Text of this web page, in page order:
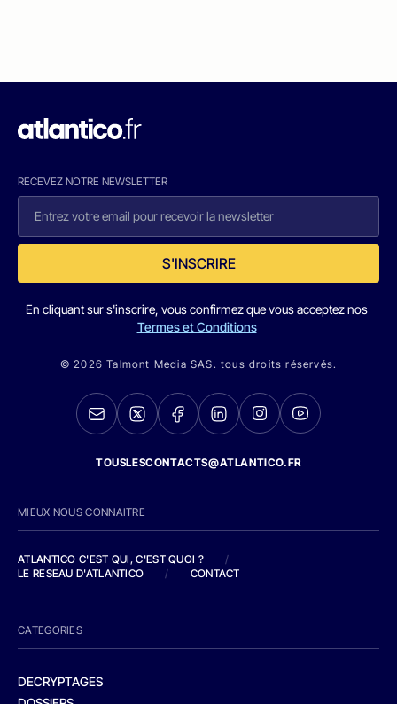
RECEVEZ NOTRE NEWSLETTER
S'INSCRIRE
En cliquant sur s'inscrire, vous confirmez que vous acceptez nos
Termes et Conditions
© 2026 Talmont Media SAS. tous droits réservés.
TOUSLESCONTACTS@ATLANTICO.FR
MIEUX NOUS CONNAITRE
ATLANTICO C'EST QUI, C'EST QUOI ?
/
LE RESEAU D'ATLANTICO
/ CONTACT
CATEGORIES
DECRYPTAGES